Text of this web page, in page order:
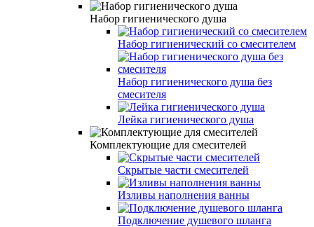
Набор гигиенического душа
Набор гигиенический со смесителем
Набор гигиенического душа без
смесителя
Лейка гигиенического душа
Комплектующие для смесителей
Скрытые части смесителей
Изливы наполнения ванны
Подключение душевого шланга